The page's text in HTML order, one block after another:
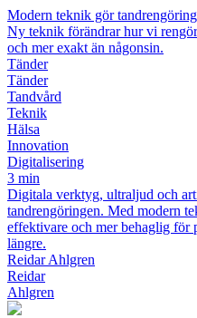
Modern teknik gör
Ny teknik förändrar hur vi
och mer exakt än någonsin.
Tänder
Tänder
Tandvård
Teknik
Hälsa
Innovation
Digitalisering
3 min
Digitala verktyg, ultraljud och
tandrengöringen. Med modern
effektivare och mer behaglig för
längre.
Reidar Ahlgren
Reidar
Ahlgren